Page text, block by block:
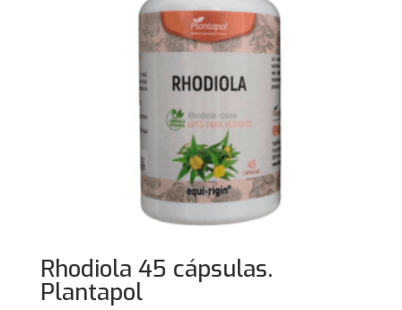
Rhodiola 45 cápsulas.
Plantapol